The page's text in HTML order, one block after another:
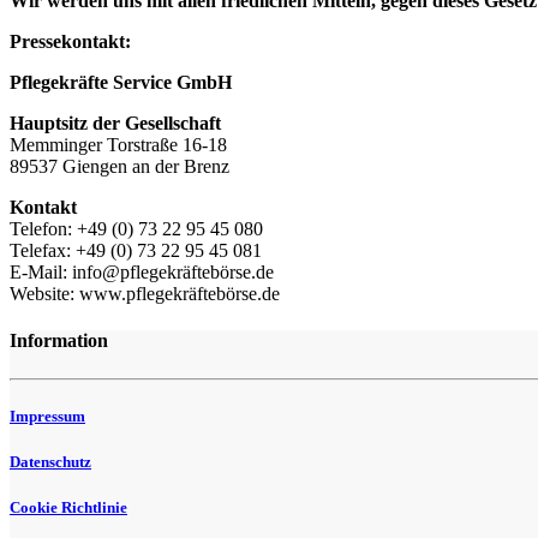
Pressekontakt:
Pflegekräfte Service GmbH
Hauptsitz der Gesellschaft
Memminger Torstraße 16-18
89537 Giengen an der Brenz
Kontakt
Telefon: +49 (0) 73 22 95 45 080
Telefax: +49 (0) 73 22 95 45 081
E-Mail: info@pflegekräftebörse.de
Website: www.pflegekräftebörse.de
Information
Impressum
Datenschutz
Cookie Richtlinie